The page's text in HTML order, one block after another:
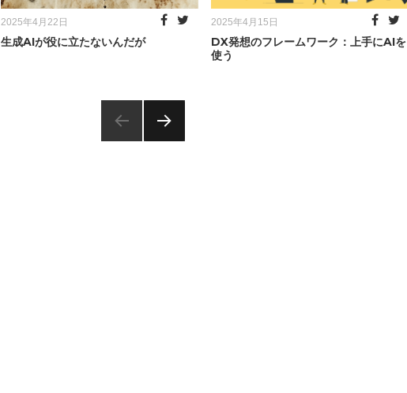
Posted
on
2025年4月22日
生成AIが役に立たないんだが
Posted
on
2025年4月15日
DX発想のフレームワーク：上手にAIを
使う